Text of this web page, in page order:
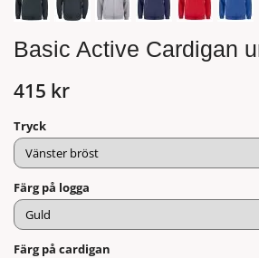
Basic Active Cardigan
415 kr
Tryck
Färg på logga
Färg på cardigan